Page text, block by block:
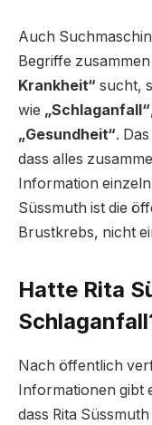
Auch
Begriffe
Krankheit“ sucht,
wie „Schlaganfall“
„Gesundheit“.
dass alles
Information
Süssmuth ist die
Brustkrebs, nicht
Hatte Rita
Nach öffentlich
Informationen gibt
dass Rita